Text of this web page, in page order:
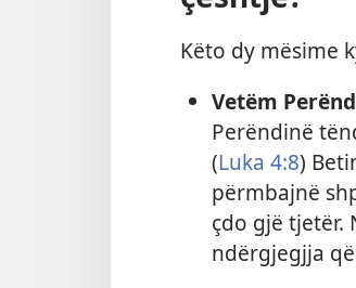
Këto dy mësime
Vetëm
Perëndinë
(Luka 4:8)
përmbajnë
çdo gjë tjetër.
ndërgjegjja